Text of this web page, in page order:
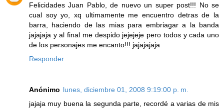
Felicidades Juan Pablo, de nuevo un super post!!! No se
cual soy yo, xq ultimamente me encuentro detras de la
barra, haciendo de las mias para embriagar a la banda
jajajaja y al final me despido jejejeje pero todos y cada uno
de los personajes me encanto!!! jajajajaja
Responder
Anónimo lunes, diciembre 01, 2008 9:19:00 p. m.
jajaja muy buena la segunda parte, recordé a varias de mis